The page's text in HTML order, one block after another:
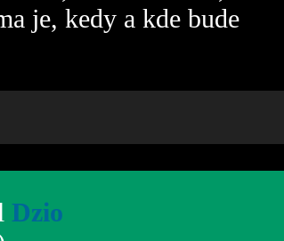
je, kedy a kde bude
Dzio